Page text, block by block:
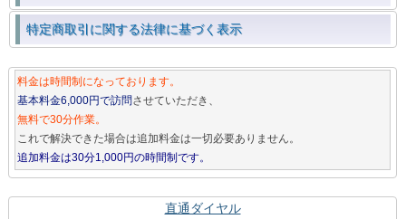
特定商取引に関する法律に基づく表示
料金は時間制になっております。
基本料金6,000円で訪問させていただき、
無料で30分作業。
これで解決できた場合は追加料金は一切必要ありません。
追加料金は30分1,000円の時間制です。
直通ダイヤル